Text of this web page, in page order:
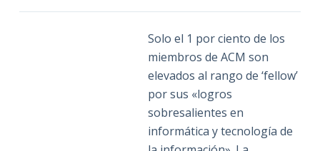
Solo el 1 por ciento de los
miembros de ACM son
elevados al rango de ‘fellow’
por sus «logros
sobresalientes en
informática y tecnología de